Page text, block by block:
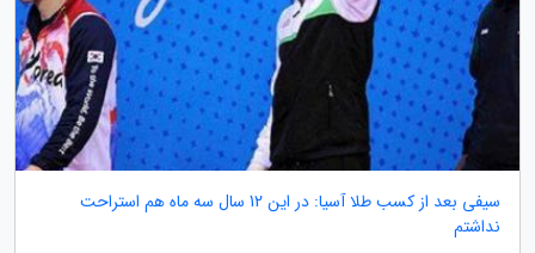
سیفی بعد از کسب طلا آسیا: در این 12 سال سه ماه هم استراحت
نداشتم